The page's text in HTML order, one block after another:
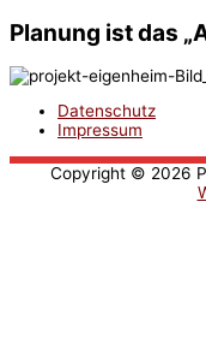
Planung ist das
Datenschutz
Impressum
Copyright © 2026